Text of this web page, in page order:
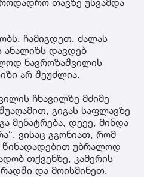
ჩამიგდეთ. ძალას
ანალიზს დავდებ
ნავროზაშვილის
არ შეუძლია.
ჩხავილზე მძიმე
გიგას საფლავზე
მენატრება, დეეე, მინდა
ვისაც გგონიათ, რომ
წინადადებით უბრალოდ
თქვენზე, კამერის
და მოისმინეთ.